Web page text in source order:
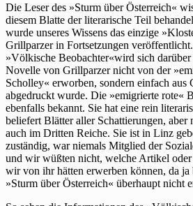
Die Leser des »Sturm über Österreich«
diesem Blatte der literarische Teil
wurde unseres Wissens das einzige
Grillparzer in Fortsetzungen
»Völkische Beobachter«wird sich darüber
Novelle von Grillparzer nicht von der
Scholley« erworben, sondern einfach aus
abgedruckt wurde. Die »emigrierte rote«
ebenfalls bekannt. Sie hat eine rein
beliefert Blätter aller Schattierungen, aber
auch im Dritten Reiche. Sie ist in Linz
zuständig, war niemals Mitglied der
und wir wüßten nicht, welche Artikel
wir von ihr hätten erwerben können, da
»Sturm über Österreich« überhaupt nicht